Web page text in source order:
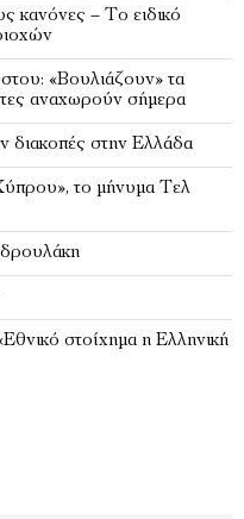
κανόνες – Το ειδικό
«Βουλιάζουν» τα
αναχωρούν σήμερα
στην Ελλάδα
το μήνυμα Τελ
στοίχημα η Ελληνική